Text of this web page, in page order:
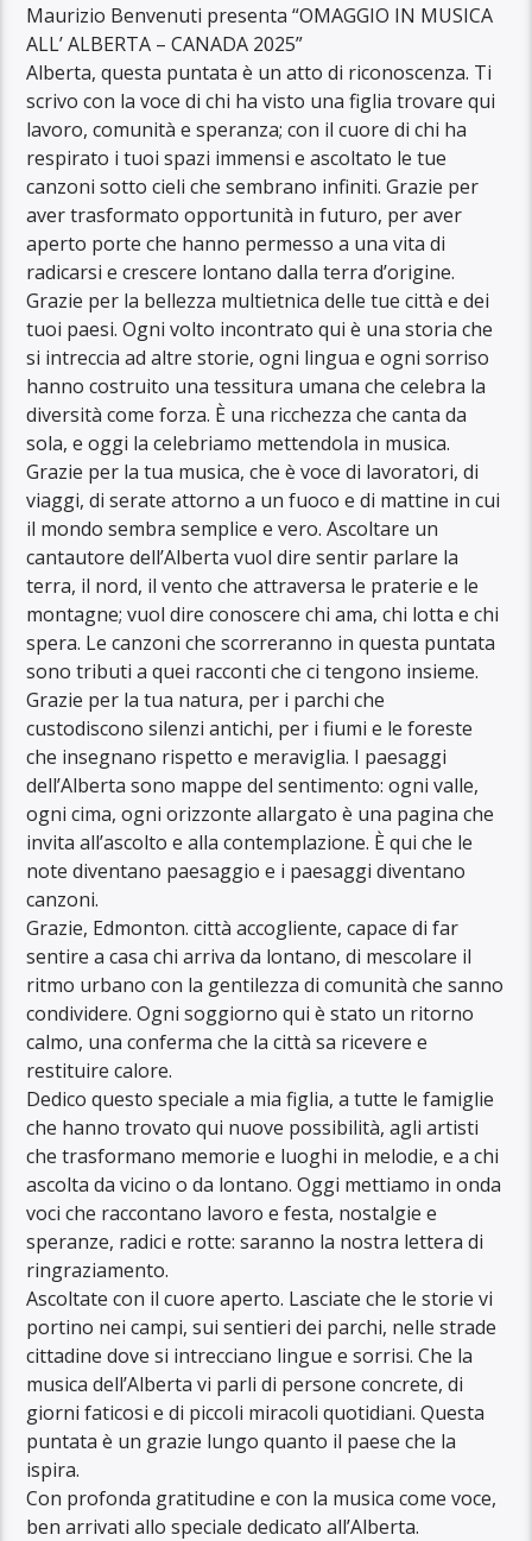
Maurizio Benvenuti presenta “OMAGGIO IN MUSICA
ALL’ ALBERTA – CANADA 2025”
Alberta, questa puntata è un atto di riconoscenza. Ti
scrivo con la voce di chi ha visto una figlia trovare qui
lavoro, comunità e speranza; con il cuore di chi ha
respirato i tuoi spazi immensi e ascoltato le tue
canzoni sotto cieli che sembrano infiniti. Grazie per
aver trasformato opportunità in futuro, per aver
aperto porte che hanno permesso a una vita di
radicarsi e crescere lontano dalla terra d’origine.
Grazie per la bellezza multietnica delle tue città e dei
tuoi paesi. Ogni volto incontrato qui è una storia che
si intreccia ad altre storie, ogni lingua e ogni sorriso
hanno costruito una tessitura umana che celebra la
diversità come forza. È una ricchezza che canta da
sola, e oggi la celebriamo mettendola in musica.
Grazie per la tua musica, che è voce di lavoratori, di
viaggi, di serate attorno a un fuoco e di mattine in cui
il mondo sembra semplice e vero. Ascoltare un
cantautore dell’Alberta vuol dire sentir parlare la
terra, il nord, il vento che attraversa le praterie e le
montagne; vuol dire conoscere chi ama, chi lotta e chi
spera. Le canzoni che scorreranno in questa puntata
sono tributi a quei racconti che ci tengono insieme.
Grazie per la tua natura, per i parchi che
custodiscono silenzi antichi, per i fiumi e le foreste
che insegnano rispetto e meraviglia. I paesaggi
dell’Alberta sono mappe del sentimento: ogni valle,
ogni cima, ogni orizzonte allargato è una pagina che
invita all’ascolto e alla contemplazione. È qui che le
note diventano paesaggio e i paesaggi diventano
canzoni.
Grazie, Edmonton. città accogliente, capace di far
sentire a casa chi arriva da lontano, di mescolare il
ritmo urbano con la gentilezza di comunità che sanno
condividere. Ogni soggiorno qui è stato un ritorno
calmo, una conferma che la città sa ricevere e
restituire calore.
Dedico questo speciale a mia figlia, a tutte le famiglie
che hanno trovato qui nuove possibilità, agli artisti
che trasformano memorie e luoghi in melodie, e a chi
ascolta da vicino o da lontano. Oggi mettiamo in onda
voci che raccontano lavoro e festa, nostalgie e
speranze, radici e rotte: saranno la nostra lettera di
ringraziamento.
Ascoltate con il cuore aperto. Lasciate che le storie vi
portino nei campi, sui sentieri dei parchi, nelle strade
cittadine dove si intrecciano lingue e sorrisi. Che la
musica dell’Alberta vi parli di persone concrete, di
giorni faticosi e di piccoli miracoli quotidiani. Questa
puntata è un grazie lungo quanto il paese che la
ispira.
Con profonda gratitudine e con la musica come voce,
ben arrivati allo speciale dedicato all’Alberta.